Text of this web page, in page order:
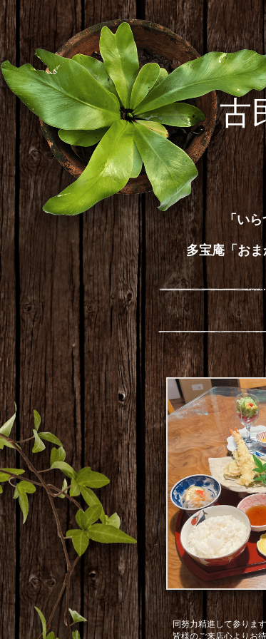
古
「いら
多宝庵「おま
同努力精進して参りま
皆様のご来店心よりお